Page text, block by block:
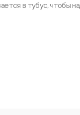
в тубус, чтобы